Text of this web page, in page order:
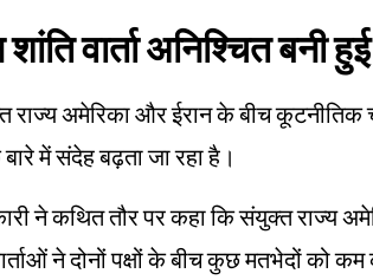
वार्ता अनिश्चित बनी
अमेरिका और ईरान के बीच कूटनीतिक
में संदेह बढ़ता जा रहा है।
ने कथित तौर पर कहा कि संयुक्त राज्य
ने दोनों पक्षों के बीच कुछ मतभेदों को कम